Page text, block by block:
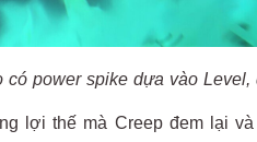
power spike dựa vào
lợi thế mà Creep đem lại